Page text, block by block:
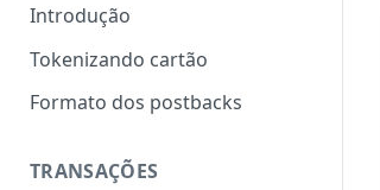
Introdução
Tokenizando cartão
Formato dos postbacks
TRANSAÇÕES